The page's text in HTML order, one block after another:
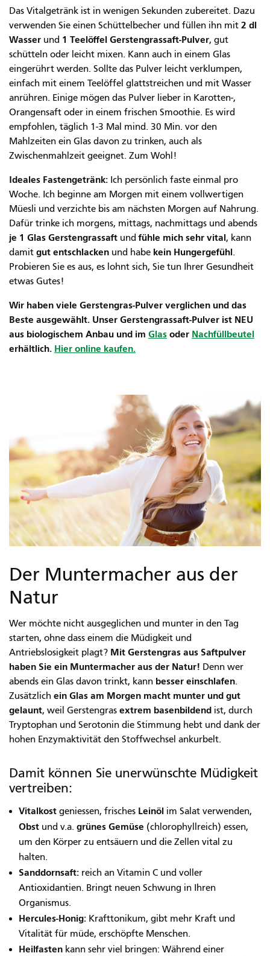
Das Vitalgetränk ist in wenigen Sekunden zubereitet. Dazu
verwenden Sie einen Schüttelbecher und füllen ihn mit 2 dl
Wasser und 1 Teelöffel Gerstengrassaft-Pulver, gut
schütteln oder leicht mixen. Kann auch in einem Glas
eingerührt werden. Sollte das Pulver leicht verklumpen,
einfach mit einem Teelöffel glattstreichen und mit Wasser
anrühren. Einige mögen das Pulver lieber in Karotten-,
Orangensaft oder in einem frischen Smoothie. Es wird
empfohlen, täglich 1-3 Mal mind. 30 Min. vor den
Mahlzeiten ein Glas davon zu trinken, auch als
Zwischenmahlzeit geeignet. Zum Wohl!
Ideales Fastengetränk: Ich persönlich faste einmal pro
Woche. Ich beginne am Morgen mit einem vollwertigen
Müesli und verzichte bis am nächsten Morgen auf Nahrung.
Dafür trinke ich morgens, mittags, nachmittags und abends
je 1 Glas Gerstengrassaft undfühle mich sehr vital, kann
damit gut entschlacken und habe kein Hungergefühl.
Probieren Sie es aus, es lohnt sich, Sie tun Ihrer Gesundheit
etwas Gutes!
Wir haben viele Gerstengras-Pulver verglichen und das
Beste ausgewählt. Unser Gerstengrassaft-Pulver ist NEU
aus biologischem Anbau und im Glas oder Nachfüllbeutel
erhältlich. Hier online kaufen.
Der Muntermacher aus der
Natur
Wer möchte nicht ausgeglichen und munter in den Tag
starten, ohne dass einem die Müdigkeit und
Antriebslosigkeit plagt? Mit Gerstengras aus Saftpulver
haben Sie ein Muntermacher aus der Natur! Denn wer
abends ein Glas davon trinkt, kann besser einschlafen.
Zusätzlich ein Glas am Morgen macht munter und gut
gelaunt, weil Gerstengras extrem basenbildend ist, durch
Tryptophan und Serotonin die Stimmung hebt und dank der
hohen Enzymaktivität den Stoffwechsel ankurbelt.
Damit können Sie unerwünschte Müdigkeit
vertreiben:
Vitalkost geniessen, frisches Leinöl im Salat verwenden,
Obst und v.a. grünes Gemüse (chlorophyllreich) essen,
um den Körper zu entsäuern und die Zellen vital zu
halten.
Sanddornsaft: reich an Vitamin C und voller
Antioxidantien. Bringt neuen Schwung in Ihren
Organismus.
Hercules-Honig: Krafttonikum, gibt mehr Kraft und
Vitalität für müde, erschöpfte Menschen.
Heilfasten kann sehr viel bringen: Während einer